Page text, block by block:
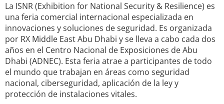
La ISNR (Exhibition for National Security & Resilience) es
una feria comercial internacional especializada en
innovaciones y soluciones de seguridad. Es organizada
por RX Middle East Abu Dhabi y se lleva a cabo cada dos
años en el Centro Nacional de Exposiciones de Abu
Dhabi (ADNEC). Esta feria atrae a participantes de todo
el mundo que trabajan en áreas como seguridad
nacional, ciberseguridad, aplicación de la ley y
protección de instalaciones vitales.